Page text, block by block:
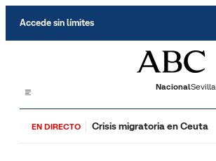
Accede sin límites
NacionalSevilla
EN DIRECTO Crisis migratoria en Ceuta